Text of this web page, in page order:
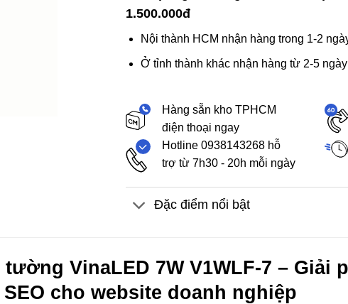
1.500.000đ
Nội thành HCM nhận hàng trong 1-2
Ở tỉnh thành khác nhận hàng từ 2-5 ngày
Hàng sẵn kho TPHCM
điện thoại ngay
Hotline 0938143268 hỗ
trợ từ 7h30 - 20h mỗi ngày
Đặc điểm nổi bật
VinaLED 7W V1WLF-7 – Giải
cho website doanh nghiệp